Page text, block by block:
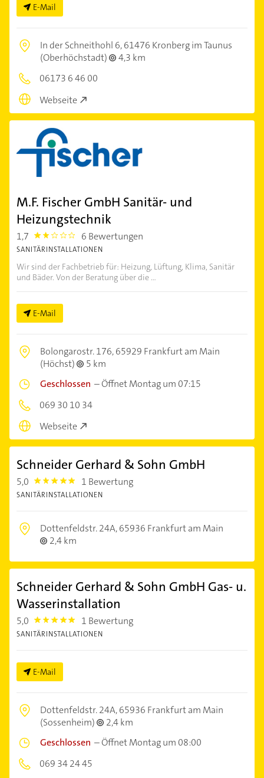
E-Mail
In der Schneithohl 6,61476 Kronberg im Taunus
(Oberhöchstadt)
4,3 km
06173 6 46 00
Webseite
M.F. Fischer GmbH Sanitär- und
Heizungstechnik
1,7 1.7 6 Bewertungen
SANITÄRINSTALLATIONEN
Wir sind der Fachbetrieb für: Heizung, Lüftung, Klima, Sanitär
und Bäder. Von der Beratung über die ...
E-Mail
Bolongarostr. 176,65929 Frankfurt am Main
(Höchst)
5 km
Geschlossen –Öffnet Montag um 07:15
069 30 10 34
Webseite
Schneider Gerhard & Sohn GmbH
5,0 5.0 1 Bewertung
SANITÄRINSTALLATIONEN
Dottenfeldstr. 24A,65936 Frankfurt am Main
2,4 km
Schneider Gerhard & Sohn GmbH Gas- u.
Wasserinstallation
5,0 5.0 1 Bewertung
SANITÄRINSTALLATIONEN
E-Mail
Dottenfeldstr. 24A,65936 Frankfurt am Main
(Sossenheim)
2,4 km
Geschlossen –Öffnet Montag um 08:00
069 34 24 45